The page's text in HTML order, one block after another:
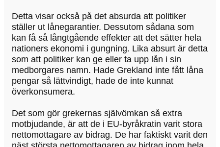
Detta visar också på det absurda att politiker
ställer ut lånegarantier. Dessutom sådana som
kan få så långtgående effekter att det sätter hela
nationers ekonomi i gungning. Lika absurt är detta
som att politiker kan ge eller ta upp lån i sin
medborgares namn. Hade Grekland inte fått låna
pengar så lättvindigt, hade de inte kunnat
överkonsumera.
Det som gör grekernas självömkan så extra
motbjudande, är att de i EU-byråkratin varit stora
nettomottagare av bidrag. De har faktiskt varit den